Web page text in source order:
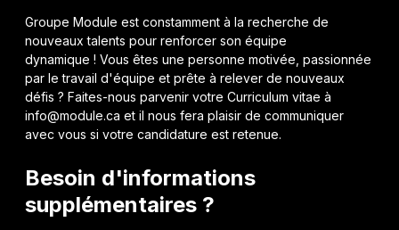
Groupe Module est constamment à la recherche de
nouveaux talents pour renforcer son équipe
dynamique ! Vous êtes une personne motivée, passionnée
par le travail d'équipe et prête à relever de nouveaux
défis ? Faites-nous parvenir votre Curriculum vitae à
info@module.ca et il nous fera plaisir de communiquer
avec vous si votre candidature est retenue.
Besoin d'informations
supplémentaires ?